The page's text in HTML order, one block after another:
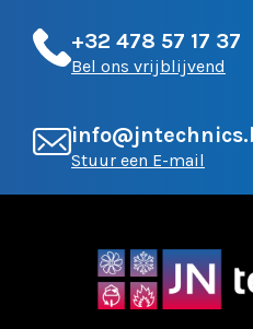
+32 478 57 17 37
Bel ons vrijblijvend
Stuur een E-mail